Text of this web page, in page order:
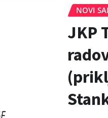
NOVI
JKP